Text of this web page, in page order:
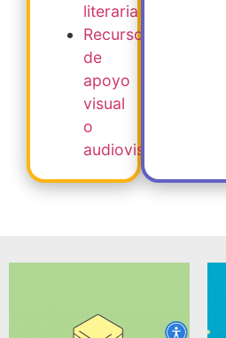
literaria
Recursos
de
apoyo
visual
o
audiovisual